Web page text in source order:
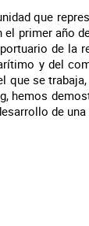
que
el primer año
de la
y del
que se
hemos
de